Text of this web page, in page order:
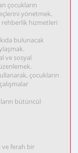
çocukların
yönetmek.
rehberlik hizmetleri
bulunacak
ve sosyal
çocukların
bütüncül
ve ferah bir